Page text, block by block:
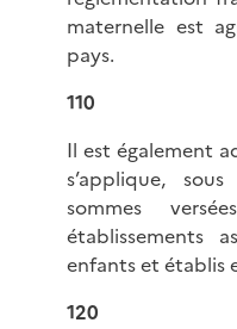
maternelle est
pays.
110
Il est également
s’applique,
sommes
établissements
enfants et établis
120